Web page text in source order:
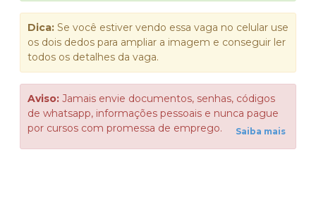
Dica: Se você estiver vendo essa vaga no celular use
os dois dedos para ampliar a imagem e conseguir ler
todos os detalhes da vaga.
Aviso: Jamais envie documentos, senhas, códigos
de whatsapp, informações pessoais e nunca pague
por cursos com promessa de emprego.
Saiba mais